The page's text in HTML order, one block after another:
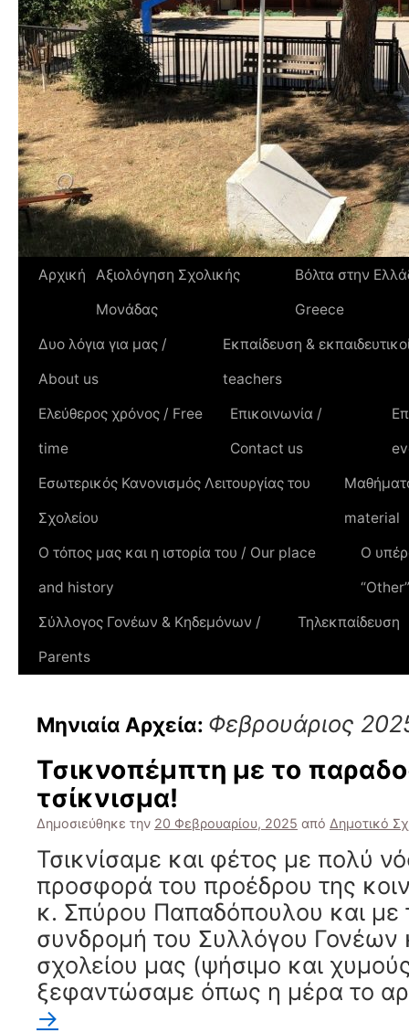
Αρχική
Αξιολόγηση Σχολικής
Μονάδας
Βόλτα στην
Greece
Δυο λόγια για μας /
About us
Εκπαίδευση &
teachers
Ελεύθερος χρόνος / Free
time
Επικοινωνία /
Contact us
Εσωτερικός Κανονισμός Λειτουργίας του
Σχολείου
material
Ο τόπος μας και η ιστορία του / Οur place
and history
Ο
“Other”
Σύλλογος Γονέων & Κηδεμόνων /
Parents
Τηλεκπαίδευση
Μηνιαία Αρχεία: Φεβρουάριος
Τσικνοπέμπτη με το
τσίκνισμα!
Δημοσιεύθηκε την 20 Φεβρουαρίου, 2025 από Δημοτικό
Τσικνίσαμε και φέτος με πολύ
προσφορά του προέδρου της
κ. Σπύρου Παπαδόπουλου και με
συνδρομή του Συλλόγου Γονέων
σχολείου μας (ψήσιμο και
ξεφαντώσαμε όπως η μέρα το
→